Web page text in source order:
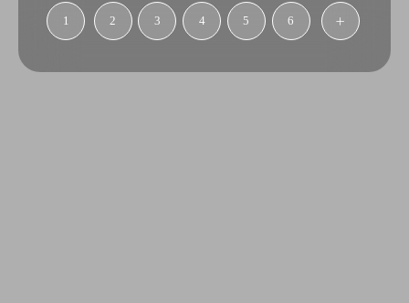
1 2 3 4 5 6